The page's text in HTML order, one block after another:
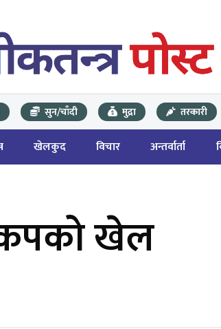
सुन/चाँदी मुद्रा तरकारी
खेलकुद विचार अन्तर्वार्ता
खेल